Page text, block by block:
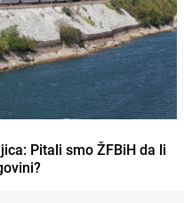
Pitali smo ŽFBiH da li